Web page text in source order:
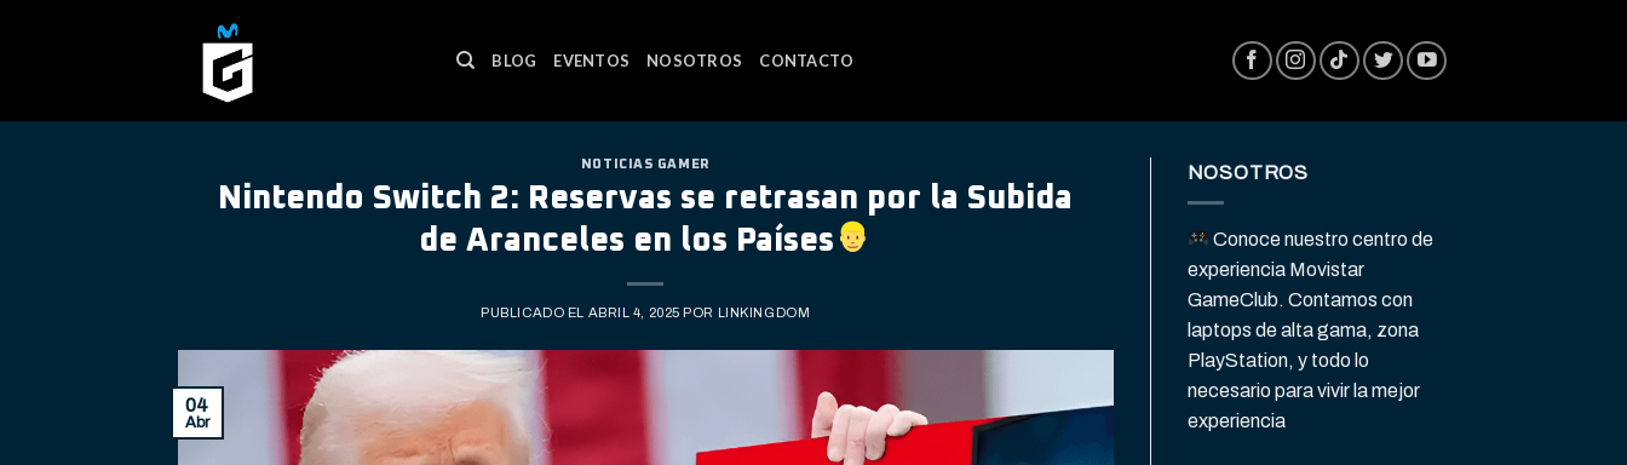
BLOG EVENTOS NOSOTROS CONTACTO
NOTICIAS GAMER
Nintendo Switch 2: Reservas se retrasan por la Subida
de Aranceles en los Países
PUBLICADO EL ABRIL 4, 2025 POR LINKINGDOM
04
Abr
NOSOTROS
Conoce nuestro centro de
experiencia Movistar
GameClub. Contamos con
laptops de alta gama, zona
PlayStation, y todo lo
necesario para vivir la mejor
experiencia